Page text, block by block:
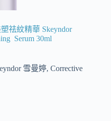
祛紋精華 Skeyndor
Serum 30ml
雪曼婷, Corrective